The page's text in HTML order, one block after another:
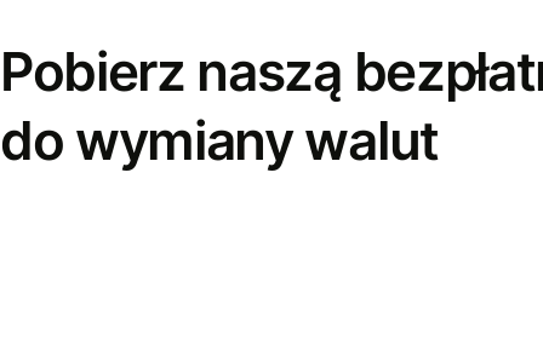
Pobierz naszą
do wymiany walut